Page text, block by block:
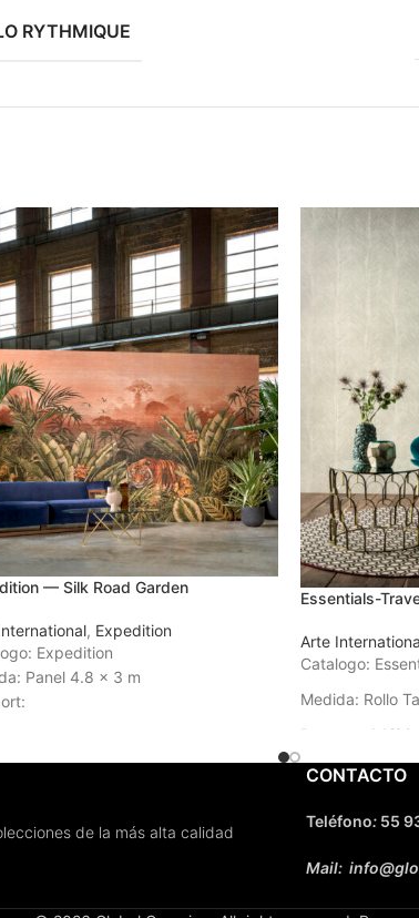
RYTHMIQUE
— Silk Road Garden
, Expedition
Expedition
Panel 4.8 x 3 m
Essentials-
Arte
Catalogo:
Medida: Rollo
Rapport: 64/32
Tiempo de
de la más alta calidad
CONTACTO
Teléfono: 55
Mail: